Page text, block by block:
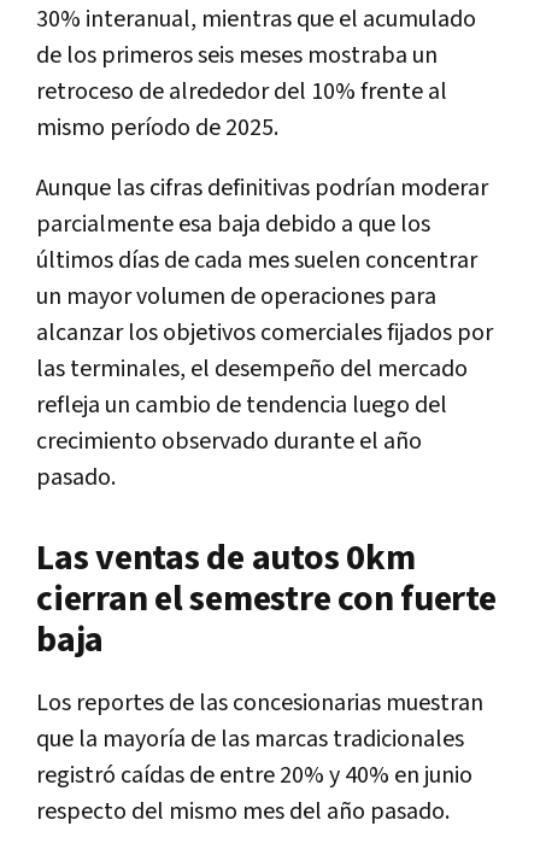
30% interanual, mientras que el acumulado
de los primeros seis meses mostraba un
retroceso de alrededor del 10% frente al
mismo período de 2025.
Aunque las cifras definitivas podrían moderar
parcialmente esa baja debido a que los
últimos días de cada mes suelen concentrar
un mayor volumen de operaciones para
alcanzar los objetivos comerciales fijados por
las terminales, el desempeño del mercado
refleja un cambio de tendencia luego del
crecimiento observado durante el año
pasado.
Las ventas de autos 0km
cierran el semestre con fuerte
baja
Los reportes de las concesionarias muestran
que la mayoría de las marcas tradicionales
registró caídas de entre 20% y 40% en junio
respecto del mismo mes del año pasado.